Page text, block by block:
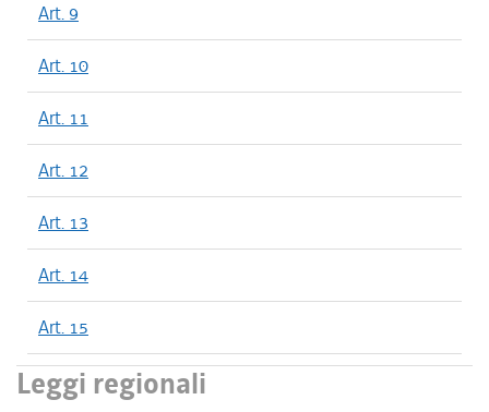
Art. 9
Art. 10
Art. 11
Art. 12
Art. 13
Art. 14
Art. 15
Leggi regionali